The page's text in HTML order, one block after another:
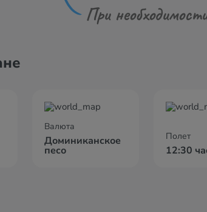
При
Валюта
Доминиканское
песо
Полет
12:30